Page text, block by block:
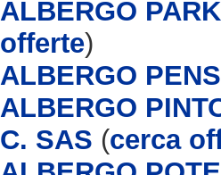
ALBERGO
offerte)
ALBERGO
ALBERGO
C. SAS (cerca